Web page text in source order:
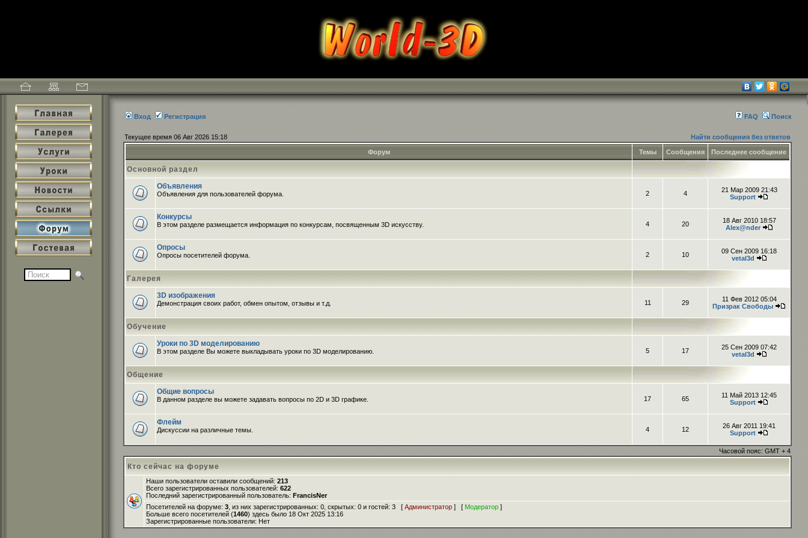
Вход Регистрация FAQ Поиск
Текущее время 06 Авг 2026 15:18 Найти сообщения без ответов
Форум Темы Сообщения Последнее сообщение
Основной раздел
Объявления
Объявления для пользователей форума. 2 4
21 Мар 2009 21:43
Support
Конкурсы
В этом разделе размещается информация по конкурсам, посвященным 3D искусству. 4 20
18 Авг 2010 18:57
Alex@nder
Опросы
Опросы посетителей форума. 2 10
09 Сен 2009 16:18
vetal3d
Галерея
3D изображения
Демонстрация своих работ, обмен опытом, отзывы и т.д. 11 29
11 Фев 2012 05:04
Призрак Свободы
Обучение
Уроки по 3D моделированию
В этом разделе Вы можете выкладывать уроки по 3D моделированию. 5 17
25 Сен 2009 07:42
vetal3d
Общение
Общие вопросы
В данном разделе вы можете задавать вопросы по 2D и 3D графике. 17 65
11 Май 2013 12:45
Support
Флейм
Дискуссии на различные темы. 4 12
26 Авг 2011 19:41
Support
Часовой пояс: GMT + 4
Кто сейчас на форуме
Наши пользователи оставили сообщений: 213
Всего зарегистрированных пользователей: 622
Последний зарегистрированный пользователь: FrancisNer
Посетителей на форуме: 3 , из них зарегистрированных: 0, скрытых: 0 и гостей: 3 [ Администратор ] [ Модератор ]
Больше всего посетителей (1460) здесь было 18 Окт 2025 13:16
Зарегистрированные пользователи: Нет